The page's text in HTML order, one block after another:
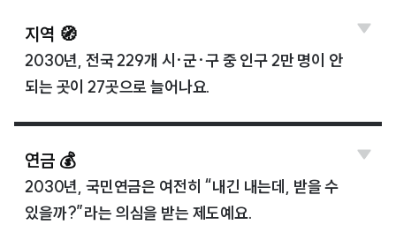
지역 🧭
2030년, 전국 229개 시·군·구 중 인구 2만 명이 안
되는 곳이 27곳으로 늘어나요.
연금 💰
2030년, 국민연금은 여전히 “내긴 내는데, 받을 수
있을까?”라는 의심을 받는 제도예요.